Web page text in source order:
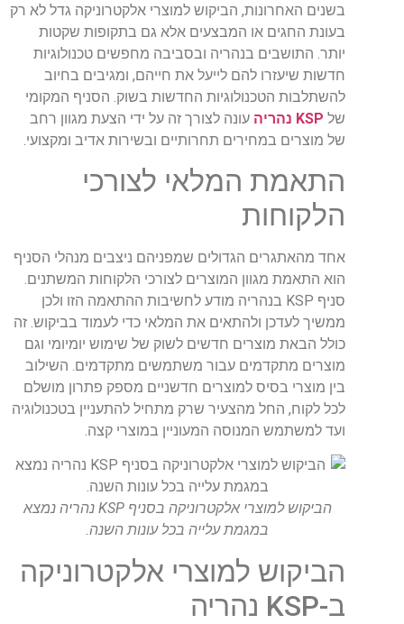
בשנים האחרונות, הביקוש למוצרי אלקטרוניקה גדל לא רק
בעונת החגים או המבצעים אלא גם בתקופות שקטות
יותר. התושבים בנהריה ובסביבה מחפשים טכנולוגיות
חדשות שיעזרו להם לייעל את חייהם, ומגיבים בחיוב
להשתלבות הטכנולוגיות החדשות בשוק. הסניף המקומי
של KSP נהריה
עונה לצורך זה על ידי הצעת מגוון רחב
של מוצרים במחירים תחרותיים ובשירות אדיב ומקצועי.
התאמת המלאי לצורכי
הלקוחות
אחד מהאתגרים הגדולים שמפניהם ניצבים מנהלי הסניף
הוא התאמת מגוון המוצרים לצורכי הלקוחות המשתנים.
סניף KSP בנהריה מודע לחשיבות ההתאמה הזו ולכן
ממשיך לעדכן ולהתאים את המלאי כדי לעמוד בביקוש. זה
כולל הבאת מוצרים חדשים לשוק של שימוש יומיומי וגם
מוצרים מתקדמים עבור משתמשים מתקדמים. השילוב
בין מוצרי בסיס למוצרים חדשניים מספק פתרון מושלם
לכל לקוח, החל מהצעיר שרק מתחיל להתעניין בטכנולוגיה
ועד למשתמש המנוסה המעוניין במוצרי קצה.
הביקוש למוצרי אלקטרוניקה בסניף KSP נהריה נמצא
במגמת עלייה בכל עונות השנה.
הביקוש למוצרי אלקטרוניקה
ב-KSP נהריה